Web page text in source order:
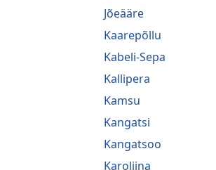
Jõeääre
Kaarepõllu
Kabeli-Sepa
Kallipera
Kamsu
Kangatsi
Kangatsoo
Karoliina